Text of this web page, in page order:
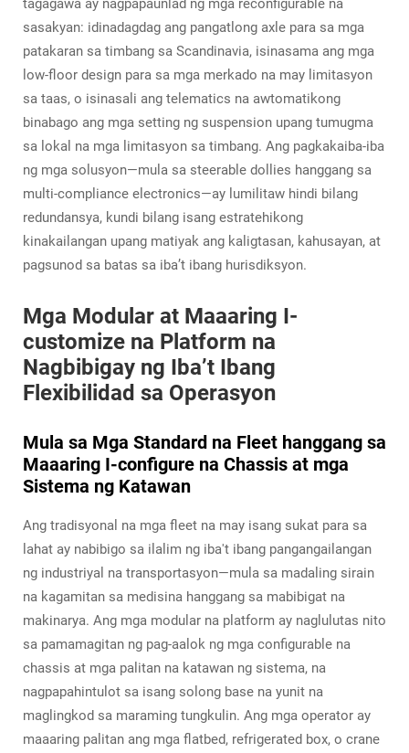
tagagawa ay nagpapaunlad ng mga reconfigurable na
sasakyan: idinadagdag ang pangatlong axle para sa mga
patakaran sa timbang sa Scandinavia, isinasama ang mga
low-floor design para sa mga merkado na may limitasyon
sa taas, o isinasali ang telematics na awtomatikong
binabago ang mga setting ng suspension upang tumugma
sa lokal na mga limitasyon sa timbang. Ang pagkakaiba-iba
ng mga solusyon—mula sa steerable dollies hanggang sa
multi-compliance electronics—ay lumilitaw hindi bilang
redundansya, kundi bilang isang estratehikong
kinakailangan upang matiyak ang kaligtasan, kahusayan, at
pagsunod sa batas sa iba’t ibang hurisdiksyon.
Mga Modular at Maaaring I-
customize na Platform na
Nagbibigay ng Iba’t Ibang
Flexibilidad sa Operasyon
Mula sa Mga Standard na Fleet hanggang sa
Maaaring I-configure na Chassis at mga
Sistema ng Katawan
Ang tradisyonal na mga fleet na may isang sukat para sa
lahat ay nabibigo sa ilalim ng iba't ibang pangangailangan
ng industriyal na transportasyon—mula sa madaling sirain
na kagamitan sa medisina hanggang sa mabibigat na
makinarya. Ang mga modular na platform ay naglulutas nito
sa pamamagitan ng pag-aalok ng mga configurable na
chassis at mga palitan na katawan ng sistema, na
nagpapahintulot sa isang solong base na yunit na
maglingkod sa maraming tungkulin. Ang mga operator ay
maaaring palitan ang mga flatbed, refrigerated box, o crane